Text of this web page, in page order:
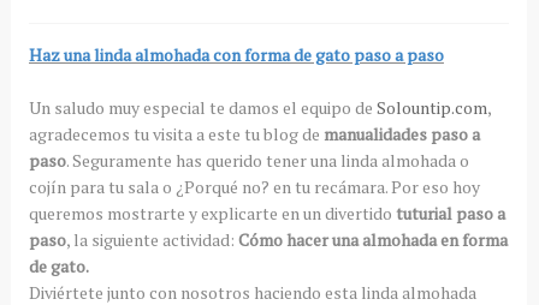
Haz una linda almohada con forma de gato paso a paso
Un saludo muy especial te damos el equipo de Solountip.com,
agradecemos tu visita a este tu blog de manualidades paso a
paso. Seguramente has querido tener una linda almohada o
cojín para tu sala o ¿Porqué no? en tu recámara. Por eso hoy
queremos mostrarte y explicarte en un divertido tuturial paso a
paso, la siguiente actividad: Cómo hacer una almohada en forma
de gato.
Diviértete junto con nosotros haciendo esta linda almohada